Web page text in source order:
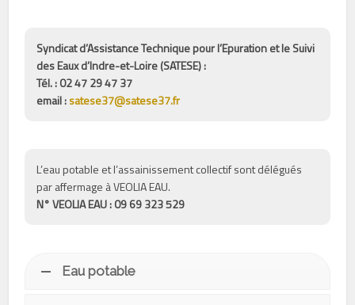
Syndicat d’Assistance Technique pour l’Epuration et le Suivi
des Eaux d’Indre-et-Loire (SATESE) :
Tél. : 02 47 29 47 37
email :satese37@satese37.fr
L’eau potable et l’assainissement collectif sont délégués
par affermage à VEOLIA EAU.
N° VEOLIA EAU : 09 69 323 529
Eau potable